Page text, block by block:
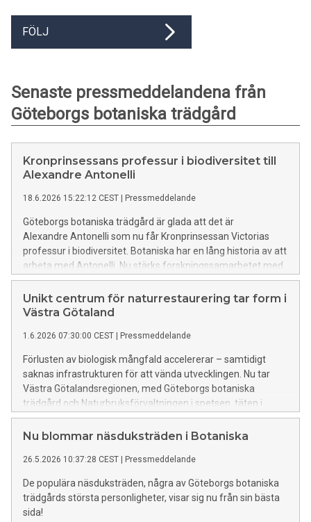
FÖLJ
Senaste pressmeddelandena från
Göteborgs botaniska trädgård
Kronprinsessans professur i biodiversitet till
Alexandre Antonelli
18.6.2026 15:22:12 CEST Pressmeddelande
Göteborgs botaniska trädgård är glada att det är
Alexandre Antonelli som nu får Kronprinsessan Victorias
professur i biodiversitet. Botaniska har en lång historia av att
arbeta med Antonelli. Nu stärks forskningssamarbetet med
honom och Göteborgs universitet ytterligare kring vår
gemensamma ambition att utveckla ny kunskap och
förståelse om biologisk mångfald.
Unikt centrum för naturrestaurering tar form i
Västra Götaland
1.6.2026 07:30:00 CEST Pressmeddelande
Förlusten av biologisk mångfald accelererar – samtidigt
saknas infrastrukturen för att vända utvecklingen. Nu tar
Västra Götalandsregionen, med Göteborgs botaniska
trädgård och Naturbruksförvaltningen i spetsen, täten i
frågan. Ett nytt centrum för naturrestaurering etableras för
att möta en av vår tids största samhällsutmaningar: att
Nu blommar näsduksträden i Botaniska
26.5.2026 10:37:28 CEST Pressmeddelande
De populära näsduksträden, några av Göteborgs botaniska
trädgårds största personligheter, visar sig nu från sin bästa
sida!